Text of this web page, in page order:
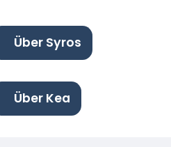
Über Syros
Über Kea